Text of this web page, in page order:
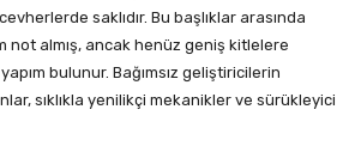
saklıdır. Bu başlıklar arasında
not almış, ancak henüz geniş kitlelere
bulunur. Bağımsız geliştiricilerin
sıklıkla yenilikçi mekanikler ve sürükleyici